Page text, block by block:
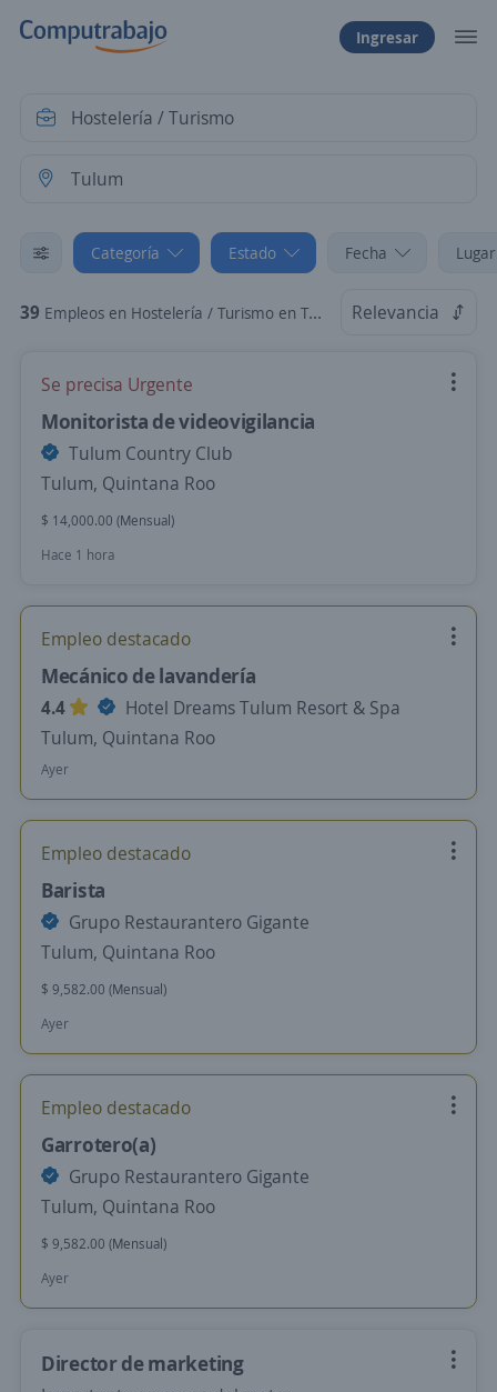
Ingresar
Categoría Estado Fecha
39 Empleos en Hostelería / Turismo en Tulum, Quintana Roo Relevancia
Se precisa Urgente
Monitorista de videovigilancia
Tulum Country Club
Tulum, Quintana Roo
$ 14,000.00 (Mensual)
Hace 1 hora
Empleo destacado
Mecánico de lavandería
4.4
Hotel Dreams Tulum Resort & Spa
Tulum, Quintana Roo
Ayer
Empleo destacado
Barista
Grupo Restaurantero Gigante
Tulum, Quintana Roo
$ 9,582.00 (Mensual)
Ayer
Empleo destacado
Garrotero(a)
Grupo Restaurantero Gigante
Tulum, Quintana Roo
$ 9,582.00 (Mensual)
Ayer
Director de marketing